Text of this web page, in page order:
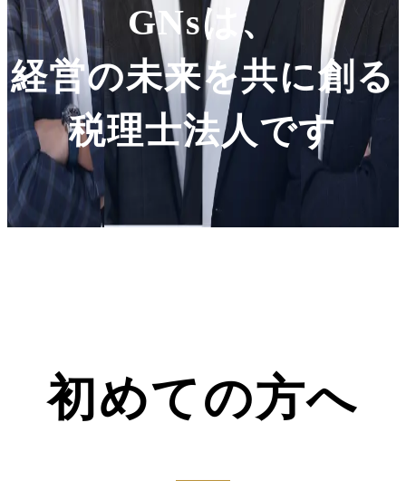
GNsは、
経営の未来を共に創る
税理士法人です
初めての方へ